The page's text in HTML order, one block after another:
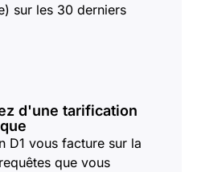
sur les 30 derniers
d'une tarification
D1 vous facture sur la
que vous